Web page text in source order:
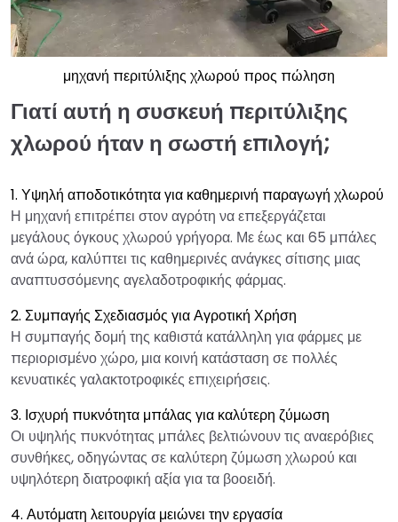
μηχανή περιτύλιξης χλωρού προς πώληση
Γιατί αυτή η συσκευή περιτύλιξης
χλωρού ήταν η σωστή επιλογή;
1. Υψηλή αποδοτικότητα για καθημερινή παραγωγή χλωρού
Η μηχανή επιτρέπει στον αγρότη να επεξεργάζεται
μεγάλους όγκους χλωρού γρήγορα. Με έως και 65 μπάλες
ανά ώρα, καλύπτει τις καθημερινές ανάγκες σίτισης μιας
αναπτυσσόμενης αγελαδοτροφικής φάρμας.
2. Συμπαγής Σχεδιασμός για Αγροτική Χρήση
Η συμπαγής δομή της καθιστά κατάλληλη για φάρμες με
περιορισμένο χώρο, μια κοινή κατάσταση σε πολλές
κενυατικές γαλακτοτροφικές επιχειρήσεις.
3. Ισχυρή πυκνότητα μπάλας για καλύτερη ζύμωση
Οι υψηλής πυκνότητας μπάλες βελτιώνουν τις αναερόβιες
συνθήκες, οδηγώντας σε καλύτερη ζύμωση χλωρού και
υψηλότερη διατροφική αξία για τα βοοειδή.
4. Αυτόματη λειτουργία μειώνει την εργασία